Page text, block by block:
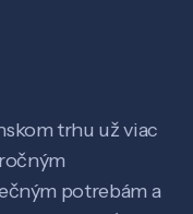
trhu už viac
potrebám a